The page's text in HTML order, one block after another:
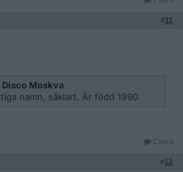
#11
Disco Moskva
namn, såklart. Är född 1990.
Citera
#12